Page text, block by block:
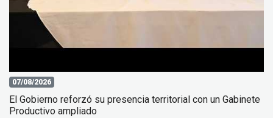
07/08/2026
El Gobierno reforzó su presencia territorial con un Gabinete
Productivo ampliado